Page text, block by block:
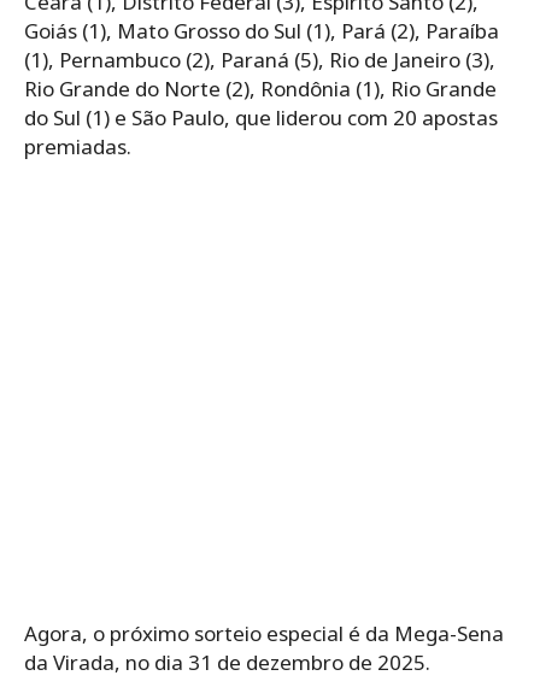
Goiás (1), Mato Grosso do Sul (1), Pará (2), Paraíba
(1), Pernambuco (2), Paraná (5), Rio de Janeiro (3),
Rio Grande do Norte (2), Rondônia (1), Rio Grande
do Sul (1) e São Paulo, que liderou com 20 apostas
premiadas.
Agora, o próximo sorteio especial é da Mega-Sena
da Virada, no dia 31 de dezembro de 2025.